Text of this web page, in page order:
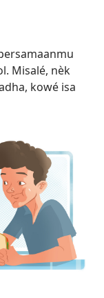
Misalé, nèk
kowé isa